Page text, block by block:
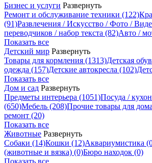
Бизнес и услуги Развернуть
Ремонт и обслуживание техники (122)
(91)Развлечения / Искусство / Фото /
переводчиков / набор текста (82)Авто /
Показать все
Детский мир Развернуть
Товары для кормления (1313)Детская
одежда (157)Детские автокресла (102)
Показать все
Дом и сад Развернуть
Предметы интерьера (1051)Посуда /
(650)Мебель (208)Прочие товары для дома
ремонт (20)
Показать все
Животные Развернуть
Собаки (14)Кошки (12)Аквариумистика
(животные и вязка) (0)Бюро находок (0)
Показать все